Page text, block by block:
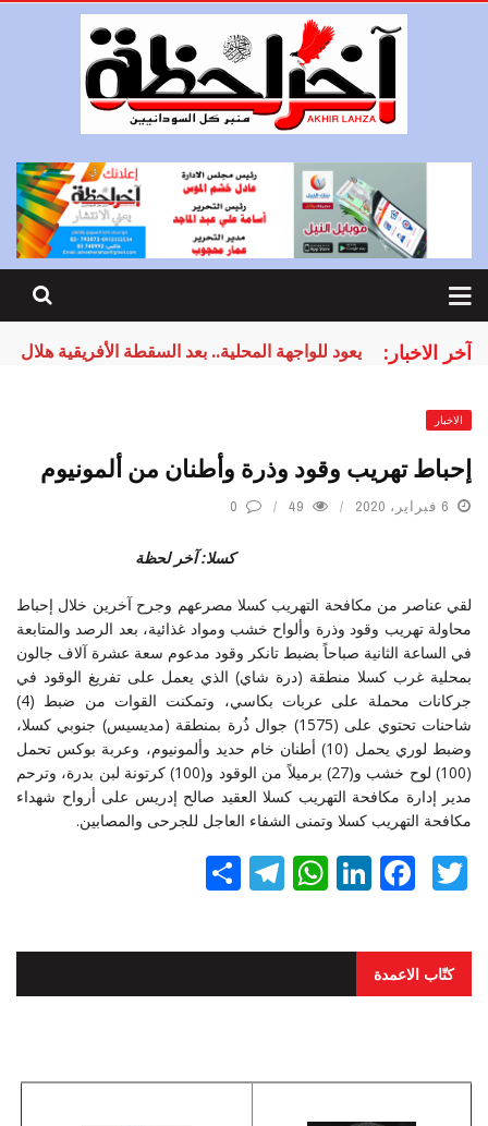
آخر الاخبار: يعود للواجهة المحلية.. بعد السقطة الأفريقية
الاخبار
إحباط تهريب وقود وذرة وأطنان من ألمونيوم
6 فبراير، 2020 49
0
كسلا: آخر لحظة
لقي عناصر من مكافحة التهريب كسلا مصرعهم وجرح آخرين خلال إحباط
محاولة تهريب وقود وذرة وألواح خشب ومواد غذائية، بعد الرصد والمتابعة
في الساعة الثانية صباحاً بضبط تانكر وقود مدعوم سعة عشرة آلاف جالون
بمحلية غرب كسلا منطقة (درة شاي) الذي يعمل على تفريغ الوقود في
جركانات محملة على عربات بكاسي، وتمكنت القوات من ضبط (4)
شاحنات تحتوي على (1575) جوال ذُرة بمنطقة (مديسيس) جنوبي كسلا،
وضبط لوري يحمل (10) أطنان خام حديد وألمونيوم، وعربة بوكس تحمل
(100) لوح خشب و(27) برميلاً من الوقود و(100) كرتونة لبن بدرة، وترحم
مدير إدارة مكافحة التهريب كسلا العقيد صالح إدريس على أرواح شهداء
مكافحة التهريب كسلا وتمنى الشفاء العاجل للجرحى والمصابين.
Twitter
Facebook
LinkedIn
WhatsApp
Telegram
كتّاب الاعمدة